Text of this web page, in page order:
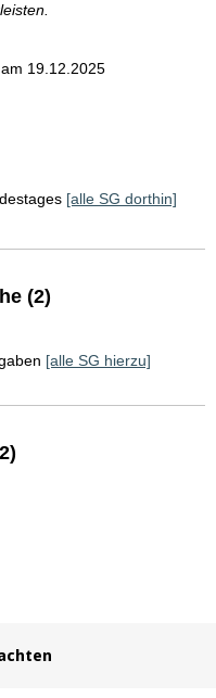
am 19.12.2025
[alle SG dorthin]
(2)
[alle SG hierzu]